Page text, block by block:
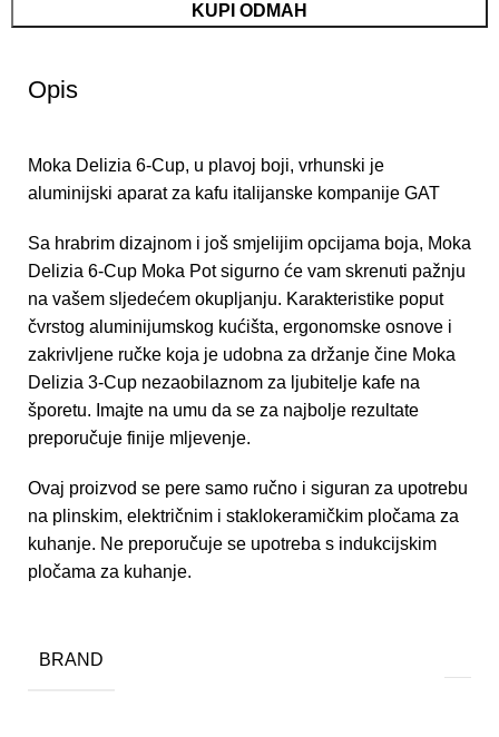
KUPI ODMAH
Opis
Moka Delizia 6-Cup, u plavoj boji, vrhunski je
aluminijski aparat za kafu italijanske kompanije GAT
Sa hrabrim dizajnom i još smjelijim opcijama boja, Moka
Delizia 6-Cup Moka Pot sigurno će vam skrenuti pažnju
na vašem sljedećem okupljanju. Karakteristike poput
čvrstog aluminijumskog kućišta, ergonomske osnove i
zakrivljene ručke koja je udobna za držanje čine Moka
Delizia 3-Cup nezaobilaznom za ljubitelje kafe na
šporetu. Imajte na umu da se za najbolje rezultate
preporučuje finije mljevenje.
Ovaj proizvod se pere samo ručno i siguran za upotrebu
na plinskim, električnim i staklokeramičkim pločama za
kuhanje. Ne preporučuje se upotreba s indukcijskim
pločama za kuhanje.
BRAND